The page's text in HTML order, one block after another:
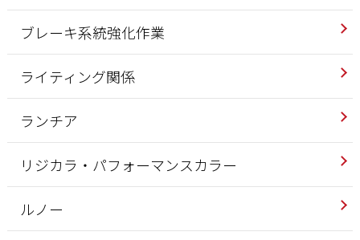
ブレーキ系統強化作業
ライティング関係
ランチア
リジカラ・パフォーマンスカラー
ルノー